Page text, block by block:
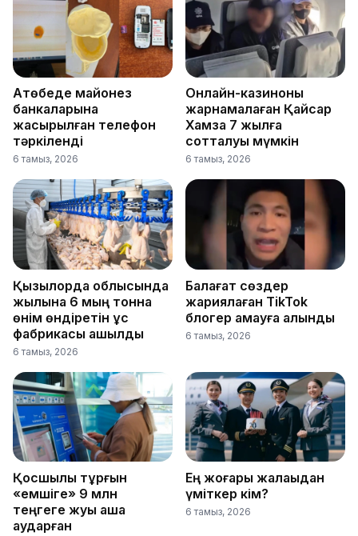
Ақтөбеде майонез
банкаларына
жасырылған телефон
тәркіленді
6 тамыз, 2026
Онлайн-казиноны
жарнамалаған Қайсар
Хамза 7 жылға
сотталуы мүмкін
6 тамыз, 2026
Қызылорда облысында
жылына 6 мың тонна
өнім өндіретін құс
фабрикасы ашылды
6 тамыз, 2026
Балағат сөздер
жариялаған TikTok
блогер қамауға алынды
6 тамыз, 2026
Қосшылық тұрғын
«емшіге» 9 млн
теңгеге жуық ақша
аударған
Ең жоғары жалақыдан
үміткер кім?
6 тамыз, 2026